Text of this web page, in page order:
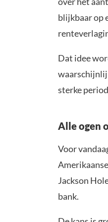
blijkbaar op
Dat idee
sterke
Alle ogen
Voor
Jackson
bank.